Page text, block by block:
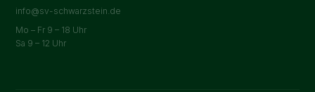
info@sv-schwarzstein.de
Mo – Fr 9 – 18 Uhr
Sa 9 – 12 Uhr